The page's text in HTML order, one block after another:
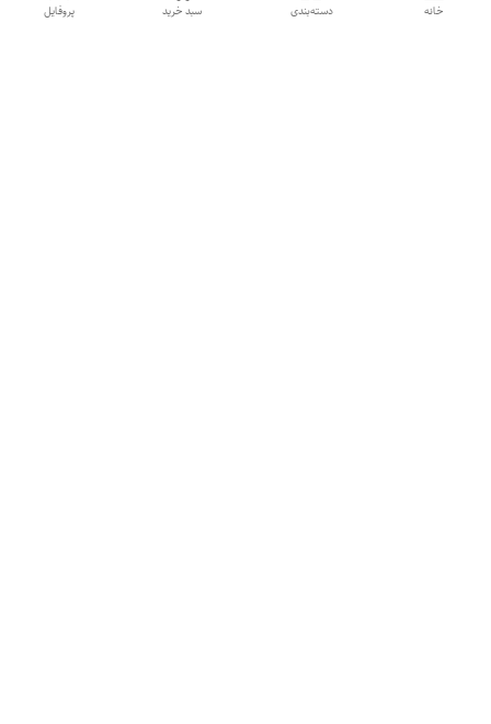
پروفایل سبد خرید دسته‌بندی خانه